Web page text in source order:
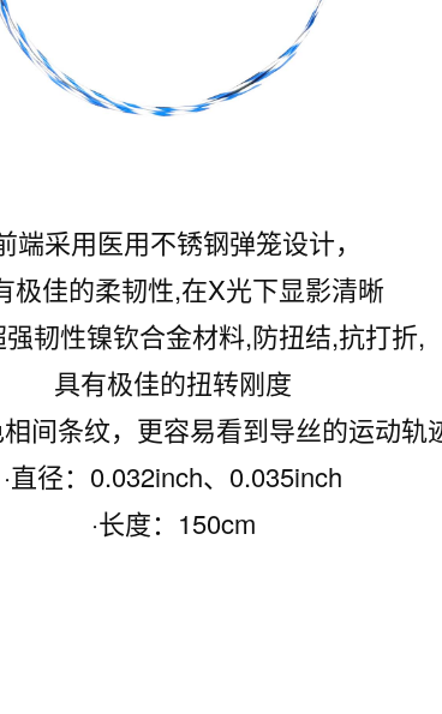
端采用医用不锈钢弹笼设计，
极佳的柔韧性,在X光下显影清晰
强韧性镍钦合金材料,防扭结,抗打折,
具有极佳的扭转刚度
相间条纹，更容易看到导丝的运动轨
·直径：0.032inch、0.035inch
·长度：150cm